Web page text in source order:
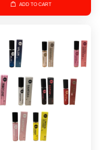
ADD TO CART